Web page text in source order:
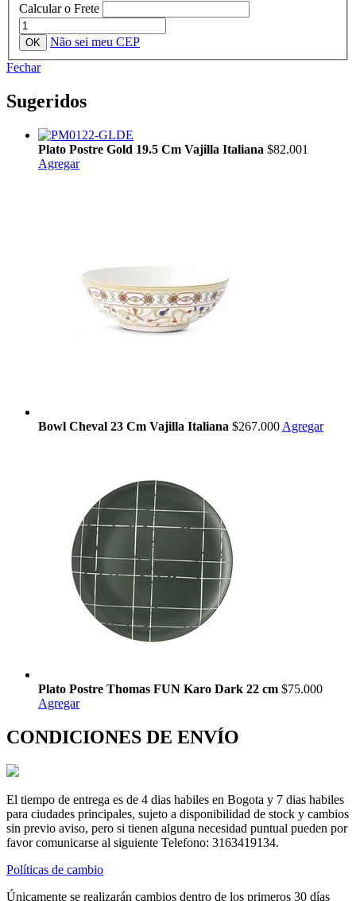
Calcular o Frete
Não sei meu CEP
Fechar
Sugeridos
Plato Postre Gold 19.5 Cm Vajilla Italiana $82.001
Agregar
Bowl Cheval 23 Cm Vajilla Italiana $267.000 Agregar
Plato Postre Thomas FUN Karo Dark 22 cm $75.000
Agregar
CONDICIONES DE ENVÍO
El tiempo de entrega es de 4 dias habiles en Bogota y 7 dias habiles
para ciudades principales, sujeto a disponibilidad de stock y cambios
sin previo aviso, pero si tienen alguna necesidad puntual pueden por
favor comunicarse al siguiente Telefono: 3163419134.
Políticas de cambio
Únicamente se realizarán cambios dentro de los primeros 30 días